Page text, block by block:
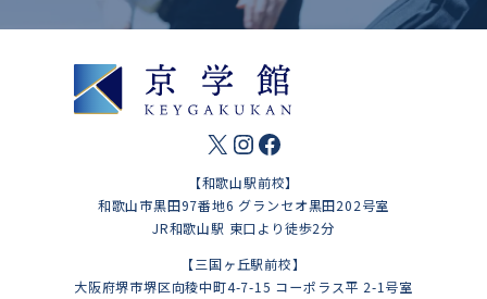
X Instagram
Facebook
【和歌山駅前校】
和歌山市黒田97番地6 グランセオ黒田202号室
JR和歌山駅 東口より徒歩2分
【三国ヶ丘駅前校】
大阪府堺市堺区向稜中町4-7-15 コーポラス平 2-1号室